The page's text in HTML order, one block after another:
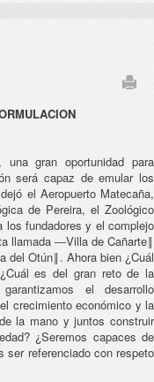
gran oportunidad para
será capaz de emular los
el Aeropuerto Matecaña,
de Pereira, el Zoológico
los fundadores y el complejo
llamada ―Villa de Cañarte‖
del Otún‖. Ahora bien ¿Cuál
es del gran reto de la
el desarrollo
crecimiento económico y la
la mano y juntos construir
¿Seremos capaces de
ser referenciado con respeto